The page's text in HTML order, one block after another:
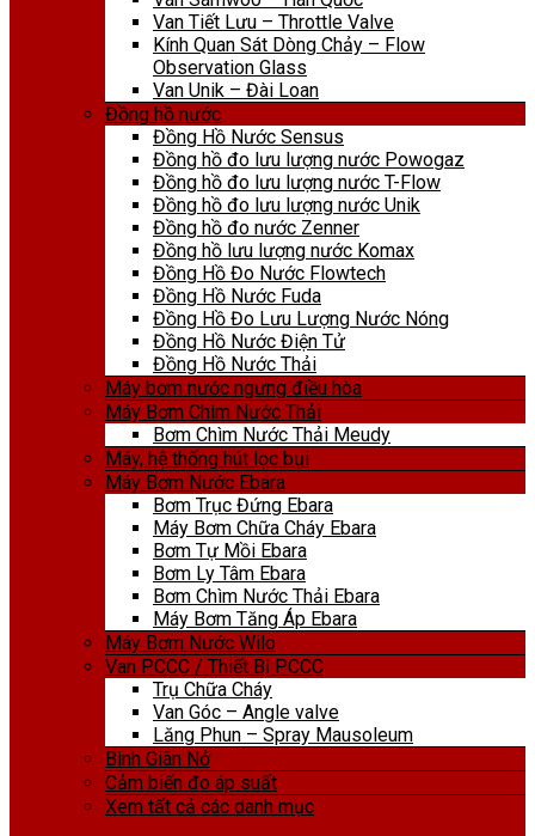
Van Tiết Lưu – Throttle Valve
Kính Quan Sát Dòng Chảy – Flow
Observation Glass
Van Unik – Đài Loan
Đồng hồ nước
Đồng Hồ Nước Sensus
Đồng hồ đo lưu lượng nước Powogaz
Đồng hồ đo lưu lượng nước T-Flow
Đồng hồ đo lưu lượng nước Unik
Đồng hồ đo nước Zenner
Đồng hồ lưu lượng nước Komax
Đồng Hồ Đo Nước Flowtech
Đồng Hồ Nước Fuda
Đồng Hồ Đo Lưu Lượng Nước Nóng
Đồng Hồ Nước Điện Tử
Đồng Hồ Nước Thải
Máy bơm nước ngưng điều hòa
Máy Bơm Chìm Nước Thải
Bơm Chìm Nước Thải Meudy
Máy, hệ thống hút lọc bụi
Máy Bơm Nước Ebara
Bơm Trục Đứng Ebara
Máy Bơm Chữa Cháy Ebara
Bơm Tự Mồi Ebara
Bơm Ly Tâm Ebara
Bơm Chìm Nước Thải Ebara
Máy Bơm Tăng Áp Ebara
Máy Bơm Nước Wilo
Van PCCC / Thiết Bị PCCC
Trụ Chữa Cháy
Van Góc – Angle valve
Lăng Phun – Spray Mausoleum
Bình Giãn Nở
Cảm biến đo áp suất
Xem tất cả các danh mục